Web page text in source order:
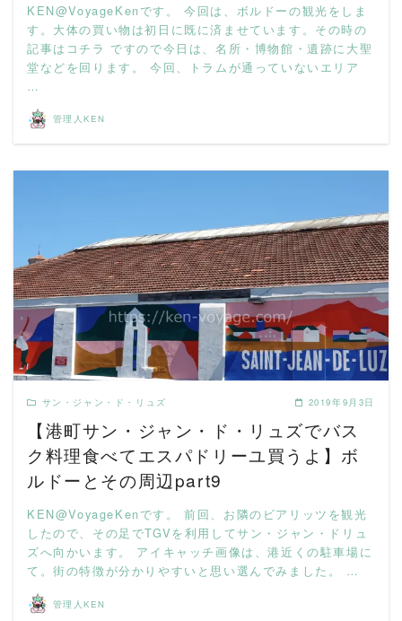
KEN@VoyageKenです。 今回は、ボルドーの観光をしま
す。大体の買い物は初日に既に済ませています。その時の
記事はコチラ ですので今日は、名所・博物館・遺跡に大聖
堂などを回ります。 今回、トラムが通っていないエリア
…
管理人KEN
READ MORE
サン・ジャン・ド・リュズ 2019年9月3日
【港町サン・ジャン・ド・リュズでバス
ク料理食べてエスパドリーユ買うよ】ボ
ルドーとその周辺part9
KEN@VoyageKenです。 前回、お隣のビアリッツを観光
したので、その足でTGVを利用してサン・ジャン・ドリュ
ズへ向かいます。 アイキャッチ画像は、港近くの駐車場に
て。街の特徴が分かりやすいと思い選んでみました。 …
管理人KEN